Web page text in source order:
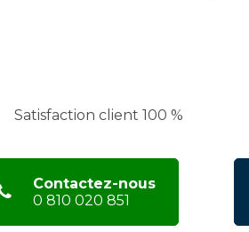
Satisfaction client 100 %
Contactez-nous
0 810 020 851